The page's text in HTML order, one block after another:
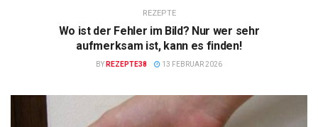
REZEPTE
Wo ist der Fehler im Bild? Nur wer sehr
aufmerksam ist, kann es finden!
BY REZEPTE38 13 FEBRUAR 2026